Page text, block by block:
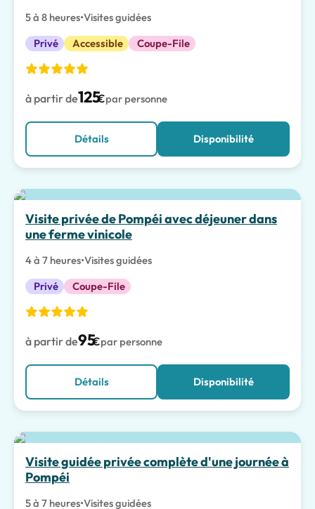
5 à 8 heures•Visites guidées
Privé
Accessible Coupe-File
à partir de125€par personne
Détails Disponibilité
Visite privée de Pompéi avec déjeuner dans
une ferme vinicole
4 à 7 heures•Visites guidées
Privé
Coupe-File
à partir de95€par personne
Détails Disponibilité
Visite guidée privée complète d'une journée à
Pompéi
5 à 7 heures•Visites guidées